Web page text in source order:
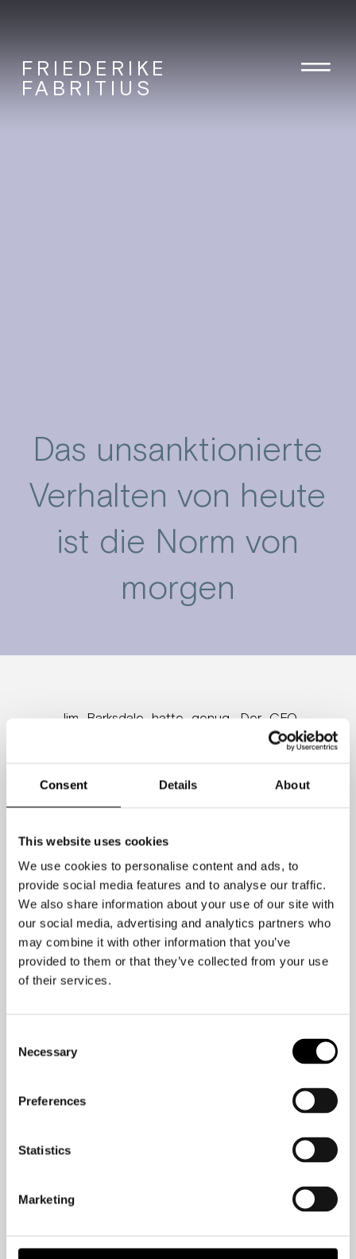
Consent Details About
This website uses cookies
We use cookies to personalise content and ads, to
provide social media features and to analyse our traffic.
We also share information about your use of our site with
our social media, advertising and analytics partners who
may combine it with other information that you’ve
provided to them or that they’ve collected from your use
of their services.
Selection
Necessary
Preferences
Statistics
Marketing
FRIEDERIKE
FABRITIUS
Das unsanktionierte
Verhalten von heute
ist die Norm von
morgen
Jim Barksdale hatte genug. Der CEO
des Webbrowser-Pioniers Netscape
die Nachtschwärmer des
Unternehmens zur regulären
Schließlich ergriff er Maßnahmen. Als
die Zeit für das Treffen gekommen war,
schloss Barksdale die Tür ab und
sperrte einen der berüchtigtsten
Wiederholungstäter aus.
Mann, den Barksdale ausschließen
wollte, war kein anderer als Marc
Andreessen, einer der Gründer des
Unternehmens.
Was Barksdale tat, erforderte viel Mut,
Ergebnisse. Von diesem Zeitpunkt an